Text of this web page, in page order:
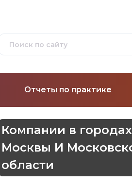
Отчеты по практике
Компании в городах
Москвы И
области